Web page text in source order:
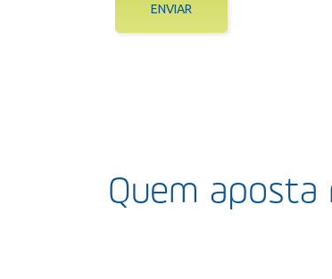
ENVIAR
Quem aposta